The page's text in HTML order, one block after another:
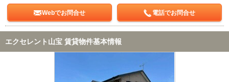
Webでお問合せ 電話でお問合せ
エクセレント山宝 賃貸物件基本情報